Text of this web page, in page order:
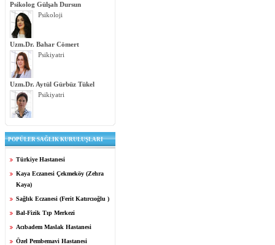
Psikolog Gülşah Dursun
Psikoloji
Uzm.Dr. Bahar Cömert
Psikiyatri
Uzm.Dr. Aytül Gürbüz Tükel
Psikiyatri
POPÜLER SAĞLIK KURULUŞLARI
Türkiye Hastanesi
Kaya Eczanesi Çekmeköy (Zehra
Kaya)
Sağlık Eczanesi (Ferit Katırcıoğlu )
Bal-Fizik Tıp Merkezi
Acıbadem Maslak Hastanesi
Özel Pembemavi Hastanesi